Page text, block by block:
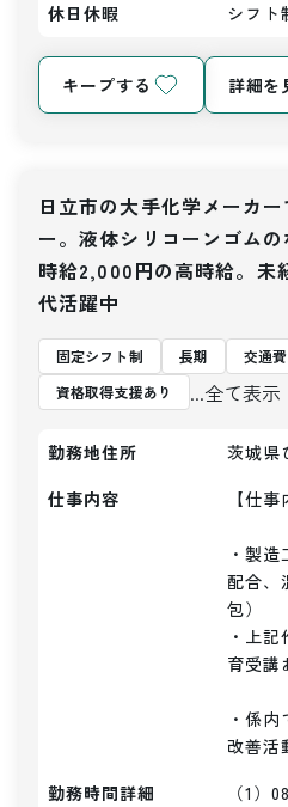
休日休暇
シフト
キープする 詳細を
日立市の大手化学メーカ
ー。液体シリコーンゴムの
時給2,000円の高時給。未
代活躍中
固定シフト制 長期 交通
資格取得支援あり
...全て表示
勤務地住所
茨城県
仕事内容
【仕
・製
配合、
包）
・上
育受講
・係
改善活
勤務時間詳細
（1）